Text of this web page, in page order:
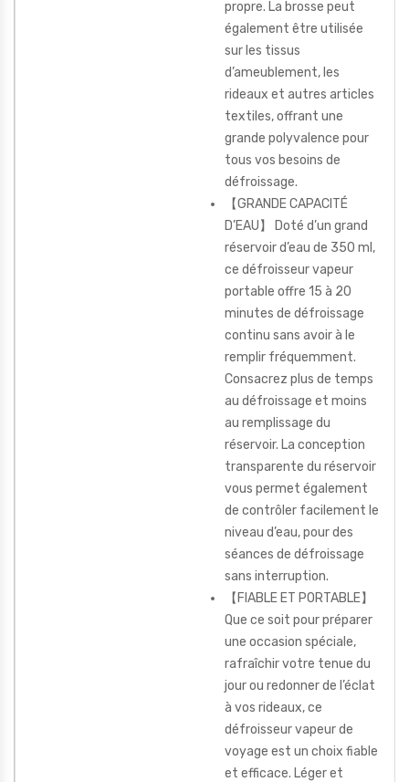
propre. La brosse peut
également être utilisée
sur les tissus
d’ameublement, les
rideaux et autres articles
textiles, offrant une
grande polyvalence pour
tous vos besoins de
défroissage.
【GRANDE CAPACITÉ
D’EAU】 Doté d’un grand
réservoir d’eau de 350 ml,
ce défroisseur vapeur
portable offre 15 à 20
minutes de défroissage
continu sans avoir à le
remplir fréquemment.
Consacrez plus de temps
au défroissage et moins
au remplissage du
réservoir. La conception
transparente du réservoir
vous permet également
de contrôler facilement le
niveau d’eau, pour des
séances de défroissage
sans interruption.
【FIABLE ET PORTABLE】
Que ce soit pour préparer
une occasion spéciale,
rafraîchir votre tenue du
jour ou redonner de l’éclat
à vos rideaux, ce
défroisseur vapeur de
voyage est un choix fiable
et efficace. Léger et